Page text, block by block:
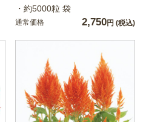
・約5000粒 袋
通常価格 2,750円 (税込)